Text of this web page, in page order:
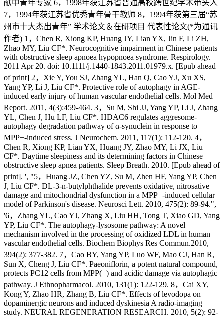
献中青年专家 6，1998年获江苏省普通高校跨世纪学术带头人
7，1994年获江苏省优秀青年骨干教师 8，1994年获第三届“苏
州市十大杰出青年” 学术论文＆在研项目 代表性论文(*为通讯
作者) 1，Chen R, Xiong KP, Huang JY, Lian YX, Jin F, Li ZH,
Zhao MY, Liu CF*. Neurocognitive impairment in Chinese patients
with obstructive sleep apnoea hypopnoea syndrome. Respirology.
2011 Apr 20. doi: 10.1111/j.1440-1843.2011.01979.x. [Epub ahead
of print] 2，Xie Y, You SJ, Zhang YL, Han Q, Cao YJ, Xu XS,
Yang YP, Li J, Liu CF*. Protective role of autophagy in AGE-
induced early injury of human vascular endothelial cells. Mol Med
Report. 2011, 4(3):459-464. 3，Su M, Shi JJ, Yang YP, Li J, Zhang
YL, Chen J, Hu LF, Liu CF*. HDAC6 regulates aggresome-
autophagy degradation pathway of α-synuclein in response to
MPP+-induced stress. J Neurochem. 2011, 117(1): 112-120. 4，
Chen R, Xiong KP, Lian YX, Huang JY, Zhao MY, Li JX, Liu
CF*. Daytime sleepiness and its determining factors in Chinese
obstructive sleep apnea patients. Sleep Breath. 2010. [Epub ahead of
print]. ', "5，Huang JZ, Chen YZ, Su M, Zhen HF, Yang YP, Chen
J, Liu CF*. DL-3-n-butylphthalide prevents oxidative, nitrosative
damage and mitochondrial dysfunction in a MPP+-induced cellular
model of Parkinson's disease. Neurosci Lett. 2010, 475(2): 89-94.",
'6，Zhang YL, Cao YJ, Zhang X, Liu HH, Tong T, Xiao GD, Yang
YP, Liu CF*. The autophagy-lysosome pathway: A novel
mechanism involved in the processing of oxidized LDL in human
vascular endothelial cells. Biochem Biophys Res Commun.2010,
394(2): 377-382. 7，Cao BY, Yang YP, Luo WF, Mao CJ, Han R,
Sun X, Cheng J, Liu CF*. Paeoniflorin, a potent natural compound,
protects PC12 cells from MPP(+) and acidic damage via autophagic
pathway. J Ethnopharmacol. 2010, 131(1): 122-129. 8，Cai XY,
Kong Y, Zhao HR, Zhang B, Liu CF*. Effects of levodopa on
dopaminergic neurons and induced dyskinesia A radio-imaging
study. NEURAL REGENERATION RESEARCH. 2010, 5(2): 92-